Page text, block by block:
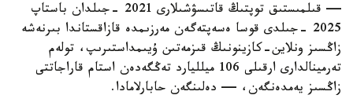
— قىلمىستىق توپتىڭ قاتىسۋشىلارى 2021 -جىلدان باستاپ
2025 -جىلدى قوسا ەسەپتەگەن مەرزىمدە قازاقستاندا بىرنەشە
زاڭسىز ونلاين-كازينونىڭ قىزمەتىن ۇيىمداستىرىپ، تولەم
تەرمينالدارى ارقىلى 106 ميلليارد تەڭگەدەن استام قاراجاتتى
زاڭسىز يەمدەنگەن، — دەلىنگەن حابارلامادا.